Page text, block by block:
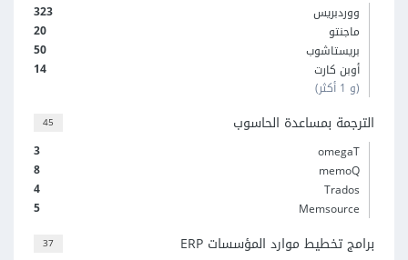
323
ووردبريس
20
ماجنتو
50
بريستاشوب
14
أوبن كارت
(و 1 أكثر)
45 الترجمة بمساعدة الحاسوب
3
omegaT
8
memoQ
4
Trados
5
Memsource
37 برامج تخطيط موارد المؤسسات ERP